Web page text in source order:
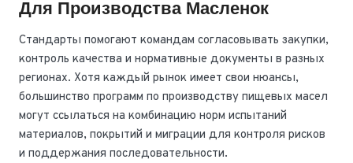
Для Производства Масленок
Стандарты помогают командам согласовывать закупки,
контроль качества и нормативные документы в разных
регионах. Хотя каждый рынок имеет свои нюансы,
большинство программ по производству пищевых масел
могут ссылаться на комбинацию норм испытаний
материалов, покрытий и миграции для контроля рисков
и поддержания последовательности.